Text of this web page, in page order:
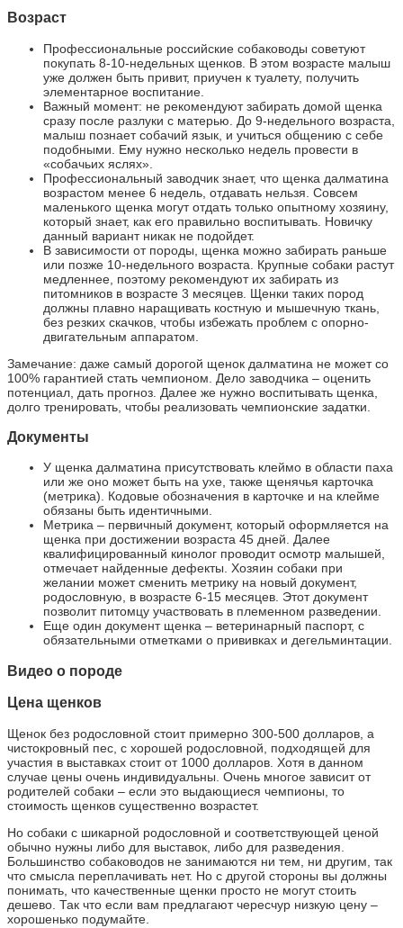
Возраст
Профессиональные российские собаководы советуют
покупать 8-10-недельных щенков. В этом возрасте малыш
уже должен быть привит, приучен к туалету, получить
элементарное воспитание.
Важный момент: не рекомендуют забирать домой щенка
сразу после разлуки с матерью. До 9-недельного возраста,
малыш познает собачий язык, и учиться общению с себе
подобными. Ему нужно несколько недель провести в
«собачьих яслях».
Профессиональный заводчик знает, что щенка далматина
возрастом менее 6 недель, отдавать нельзя. Совсем
маленького щенка могут отдать только опытному хозяину,
который знает, как его правильно воспитывать. Новичку
данный вариант никак не подойдет.
В зависимости от породы, щенка можно забирать раньше
или позже 10-недельного возраста. Крупные собаки растут
медленнее, поэтому рекомендуют их забирать из
питомников в возрасте 3 месяцев. Щенки таких пород
должны плавно наращивать костную и мышечную ткань,
без резких скачков, чтобы избежать проблем с опорно-
двигательным аппаратом.
Замечание: даже самый дорогой щенок далматина не может со
100% гарантией стать чемпионом. Дело заводчика – оценить
потенциал, дать прогноз. Далее же нужно воспитывать щенка,
долго тренировать, чтобы реализовать чемпионские задатки.
Документы
У щенка далматина присутствовать клеймо в области паха
или же оно может быть на ухе, также щенячья карточка
(метрика). Кодовые обозначения в карточке и на клейме
обязаны быть идентичными.
Метрика – первичный документ, который оформляется на
щенка при достижении возраста 45 дней. Далее
квалифицированный кинолог проводит осмотр малышей,
отмечает найденные дефекты. Хозяин собаки при
желании может сменить метрику на новый документ,
родословную, в возрасте 6-15 месяцев. Этот документ
позволит питомцу участвовать в племенном разведении.
Еще один документ щенка – ветеринарный паспорт, с
обязательными отметками о прививках и дегельминтации.
Видео о породе
Цена щенков
Щенок без родословной стоит примерно 300-500 долларов, а
чистокровный пес, с хорошей родословной, подходящей для
участия в выставках стоит от 1000 долларов. Хотя в данном
случае цены очень индивидуальны. Очень многое зависит от
родителей собаки – если это выдающиеся чемпионы, то
стоимость щенков существенно возрастет.
Но собаки с шикарной родословной и соответствующей ценой
обычно нужны либо для выставок, либо для разведения.
Большинство собаководов не занимаются ни тем, ни другим, так
что смысла переплачивать нет. Но с другой стороны вы должны
понимать, что качественные щенки просто не могут стоить
дешево. Так что если вам предлагают чересчур низкую цену –
хорошенько подумайте.